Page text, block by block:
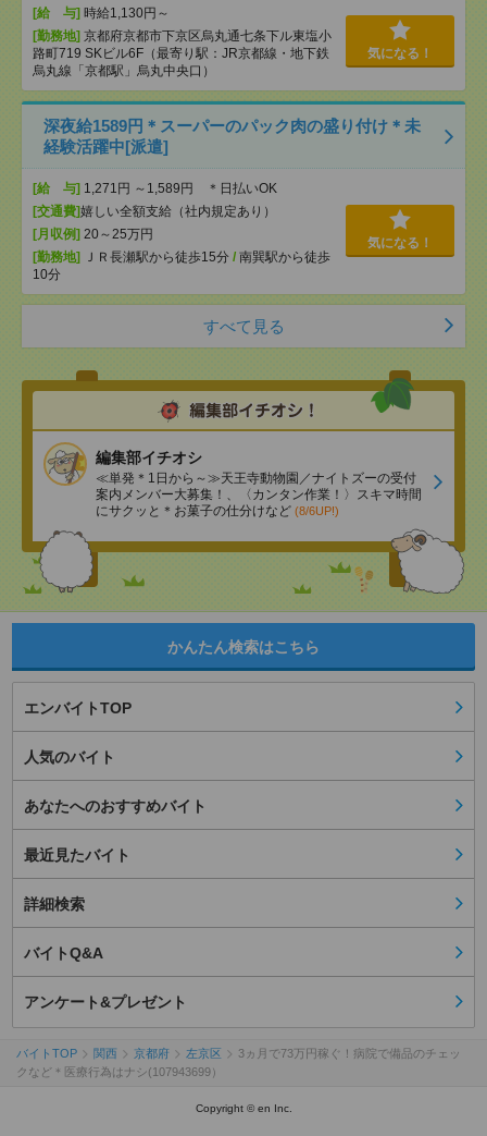
[給 与] 時給1,130円～
[勤務地] 京都府京都市下京区烏丸通七条下ル東塩小
路町719 SKビル6F（最寄り駅：JR京都線・地下鉄
烏丸線「京都駅」烏丸中央口）
気になる！
深夜給1589円＊スーパーのパック肉の盛り付け＊未
経験活躍中[派遣]
[給 与] 1,271円 ～1,589円 ＊日払いOK
[交通費]嬉しい全額支給（社内規定あり）
[月収例] 20～25万円
[勤務地]
ＪＲ長瀬駅から徒歩15分 / 南巽駅から徒歩
10分
気になる！
すべて見る
編集部イチオシ
≪単発＊1日から～≫天王寺動物園／ナイトズーの受付
案内メンバー大募集！、〈カンタン作業！〉スキマ時間
にサクッと＊お菓子の仕分けなど (8/6UP!)
かんたん検索はこちら
エンバイトTOP
人気のバイト
あなたへのおすすめバイト
最近見たバイト
詳細検索
バイトQ&A
アンケート&プレゼント
バイトTOP 関西 京都府 左京区
3ヵ月で73万円稼ぐ！病院で備品のチェッ
クなど＊医療行為はナシ(107943699）
Copyright © en Inc.